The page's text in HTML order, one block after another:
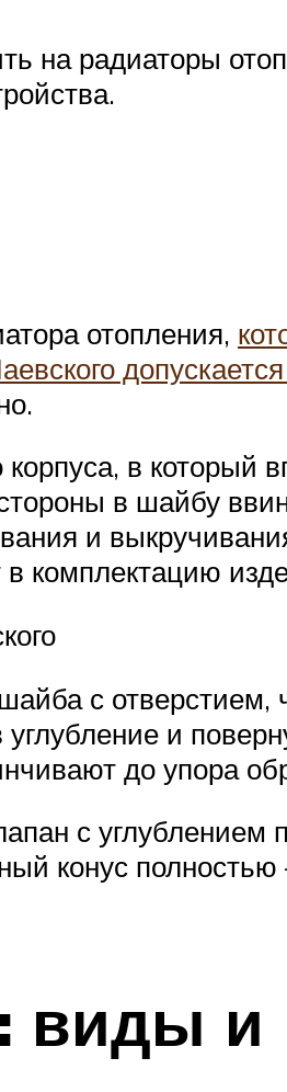
на радиаторы
отопления,
в который
в шайбу
и
комплектацию
с отверстием,
и
до упора
с углублением
конус
и